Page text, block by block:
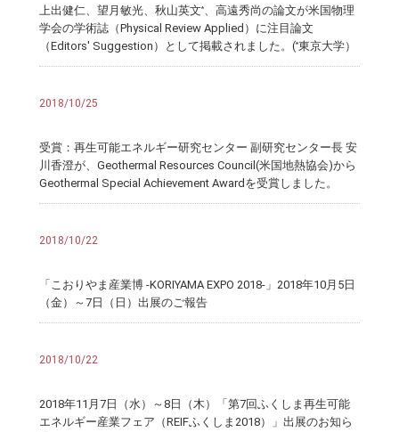
上出健仁、望月敏光、秋山英文*、高遠秀尚の論文が米国物理
学会の学術誌（Physical Review Applied）に注目論文
（Editors' Suggestion）として掲載されました。(*東京大学）
2018/10/25
受賞：再生可能エネルギー研究センター 副研究センター長 安
川香澄が、Geothermal Resources Council(米国地熱協会)から
Geothermal Special Achievement Awardを受賞しました。
2018/10/22
「こおりやま産業博 -KORIYAMA EXPO 2018-」2018年10月5日
（金）～7日（日）出展のご報告
2018/10/22
2018年11月7日（水）～8日（木）「第7回ふくしま再生可能
エネルギー産業フェア（REIFふくしま2018）」出展のお知ら